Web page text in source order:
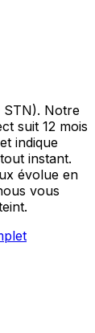
STN). Notre
suit 12 mois
indique
instant.
évolue en
vous